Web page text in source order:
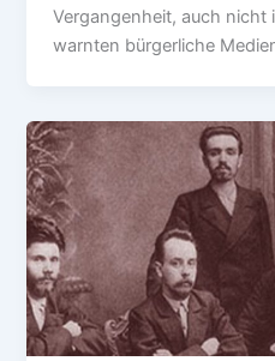
Vergangenheit, auch nicht
warnten bürgerliche